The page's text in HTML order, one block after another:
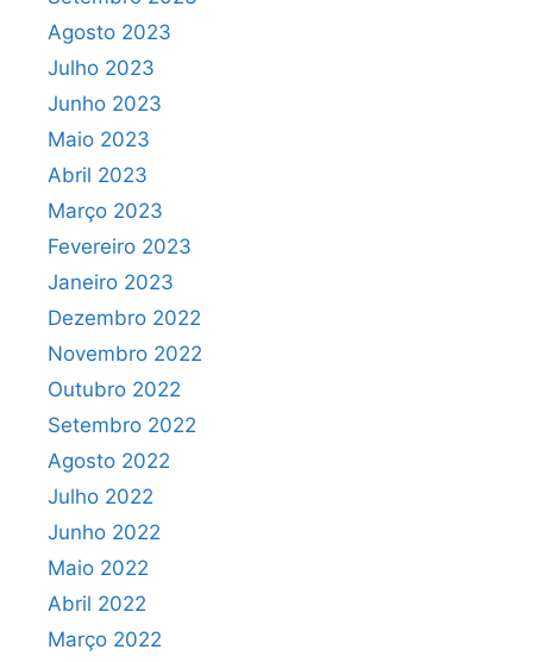
Agosto 2023
Julho 2023
Junho 2023
Maio 2023
Abril 2023
Março 2023
Fevereiro 2023
Janeiro 2023
Dezembro 2022
Novembro 2022
Outubro 2022
Setembro 2022
Agosto 2022
Julho 2022
Junho 2022
Maio 2022
Abril 2022
Março 2022